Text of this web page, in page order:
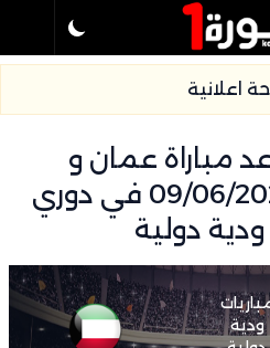
اعلانية
مباراة عمان و
الكويت بتاريخ 09/06/2026 في دوري
ودية دولية
ودية